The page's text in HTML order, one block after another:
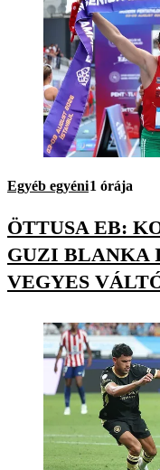
Egyéb egyéni1 órája
ÖTTUSA EB:
GUZI BLANKA
VEGYES